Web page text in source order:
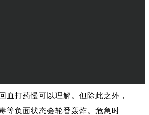
因为移动途中无法开枪，一旦附
相当被动。
血打药慢可以理解。但除此之外，
等负面状态会轮番轰炸。危急时